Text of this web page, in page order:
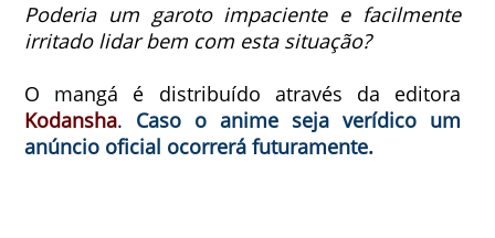
Poderia um garoto impaciente e facilmente
irritado lidar bem com esta situação?
O mangá é distribuído através da editora
Kodansha. Caso o anime seja verídico um
anúncio oficial ocorrerá futuramente.